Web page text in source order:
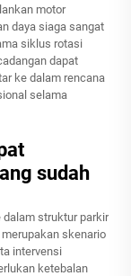
motor
daya siaga sangat
siklus rotasi
dapat
ke dalam rencana
selama
sudah
struktur parkir
skenario
intervensi
ketebalan